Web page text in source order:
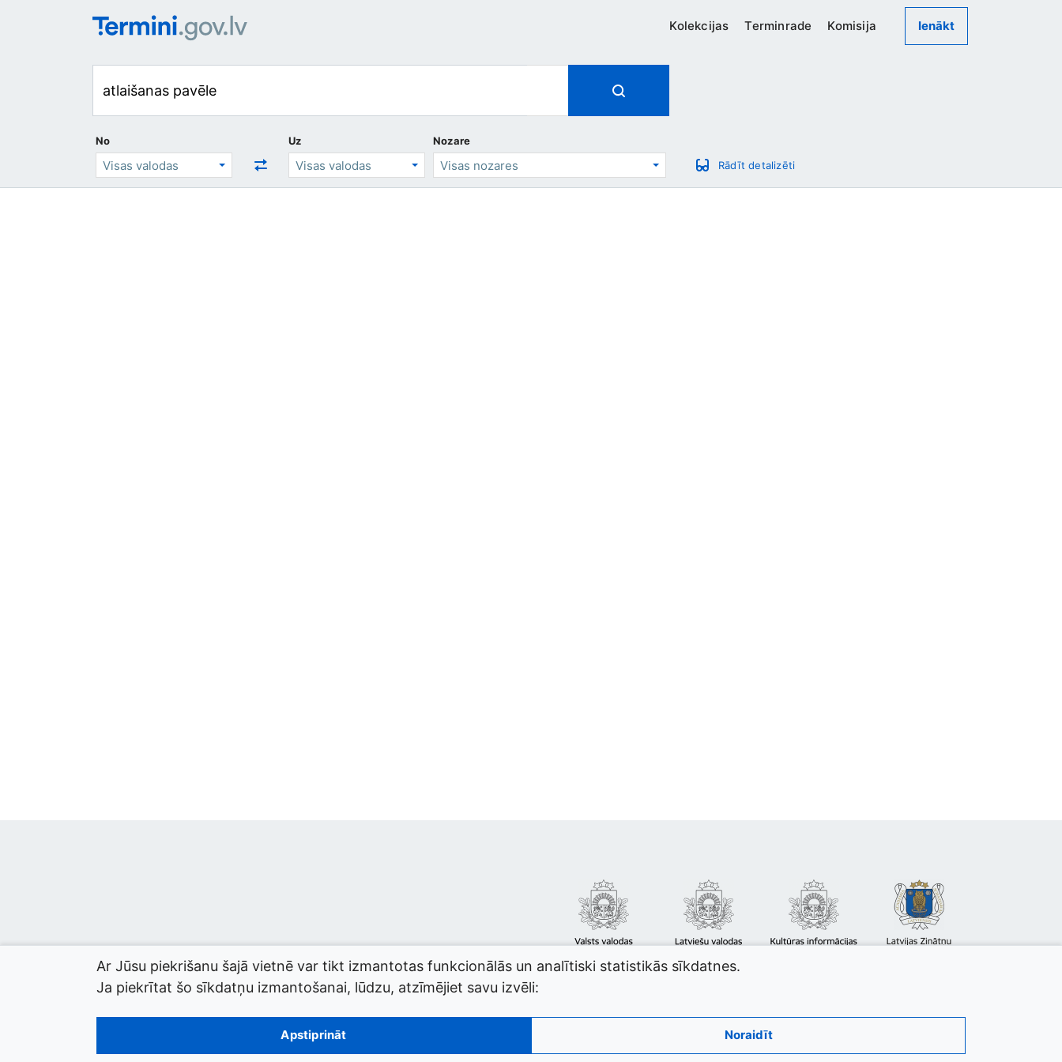
Kolekcijas Terminrade Komisija Ienākt
No Uz
Nozare
Rādīt detalizēti
© 2026 termini.gov.lv. Izstrādātājs:
Ar Jūsu piekrišanu šajā vietnē var tikt izmantotas funkcionālās un analītiski statistikās sīkdatnes.
Ja piekrītat šo sīkdatņu izmantošanai, lūdzu, atzīmējiet savu izvēli:
Apstiprināt Noraidīt